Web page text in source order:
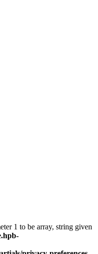
1 to be array, string given